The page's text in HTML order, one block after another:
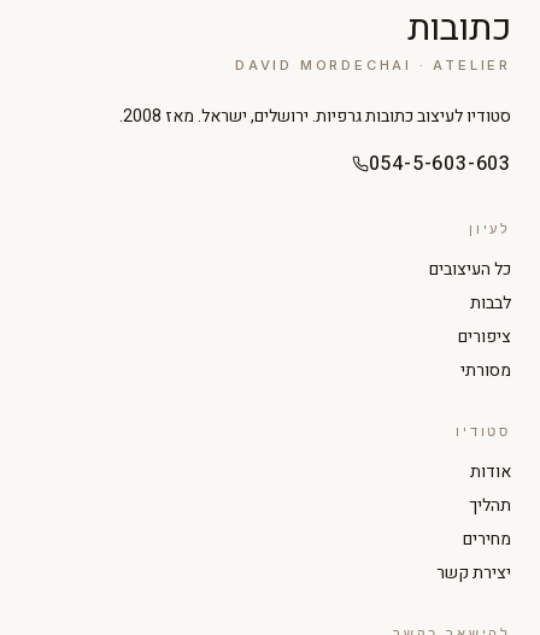
כתובות
DAVID MORDECHAI · ATELIER
סטודיו לעיצוב כתובות גרפיות. ירושלים, ישראל. מאז 2008.
054-5-603-603
לעיון
כל העיצובים
לבבות
ציפורים
מסורתי
סטודיו
אודות
תהליך
מחירים
יצירת קשר